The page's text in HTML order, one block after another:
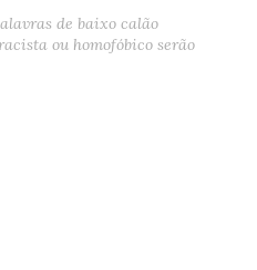
de baixo calão
ou homofóbico serão